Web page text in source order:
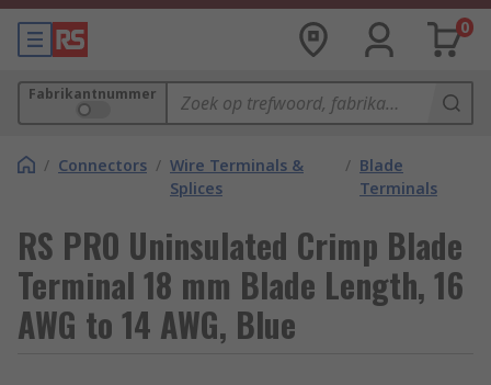
0
Fabrikantnummer
/ Connectors / Wire Terminals &
Splices
/ Blade
Terminals
RS PRO Uninsulated Crimp Blade
Terminal 18 mm Blade Length, 16
AWG to 14 AWG, Blue